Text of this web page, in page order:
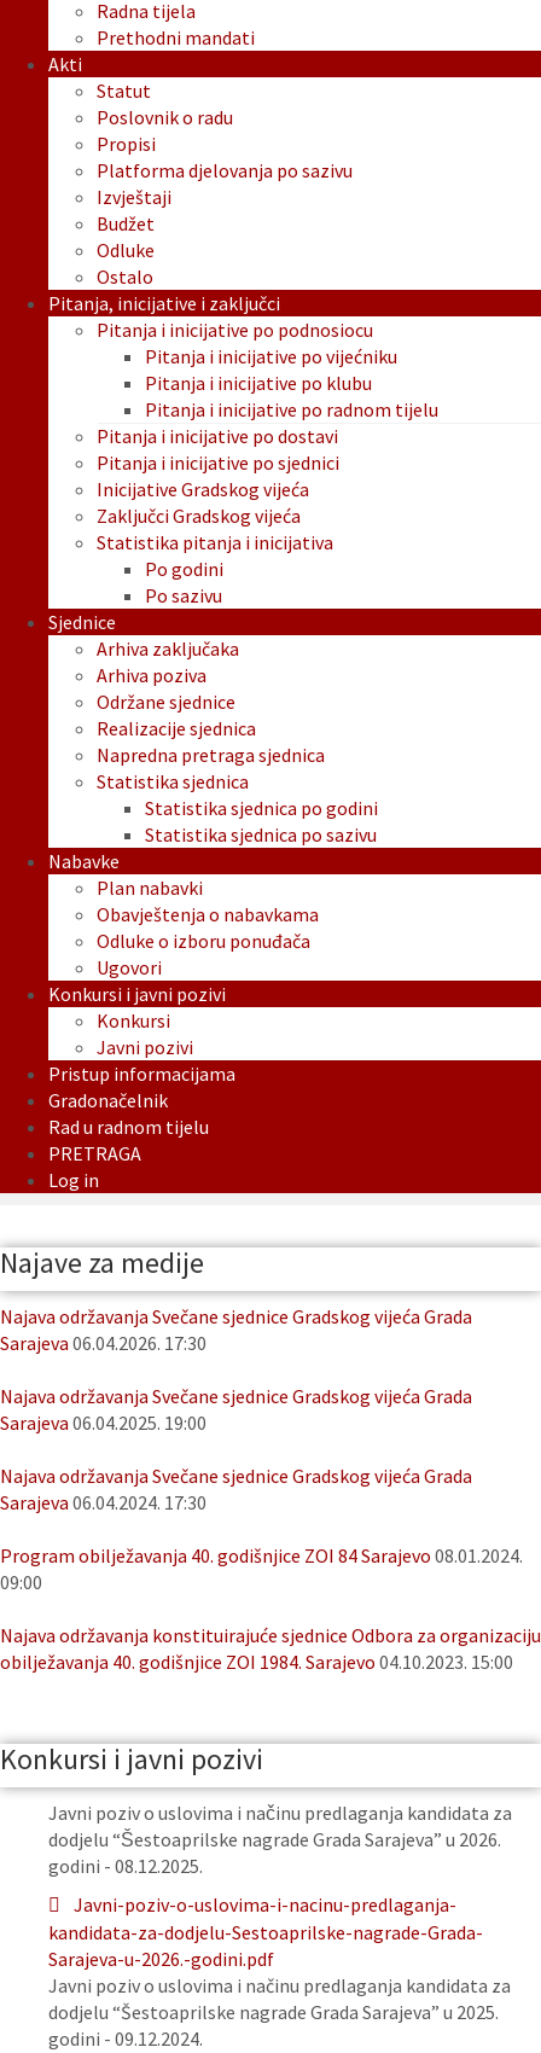
Radna tijela
Prethodni mandati
Akti
Statut
Poslovnik o radu
Propisi
Platforma djelovanja po sazivu
Izvještaji
Budžet
Odluke
Ostalo
Pitanja, inicijative i zaključci
Pitanja i inicijative po podnosiocu
Pitanja i inicijative po vijećniku
Pitanja i inicijative po klubu
Pitanja i inicijative po radnom tijelu
Pitanja i inicijative po dostavi
Pitanja i inicijative po sjednici
Inicijative Gradskog vijeća
Zaključci Gradskog vijeća
Statistika pitanja i inicijativa
Po godini
Po sazivu
Sjednice
Arhiva zaključaka
Arhiva poziva
Održane sjednice
Realizacije sjednica
Napredna pretraga sjednica
Statistika sjednica
Statistika sjednica po godini
Statistika sjednica po sazivu
Nabavke
Plan nabavki
Obavještenja o nabavkama
Odluke o izboru ponuđača
Ugovori
Konkursi i javni pozivi
Konkursi
Javni pozivi
Pristup informacijama
Gradonačelnik
Rad u radnom tijelu
PRETRAGA
Log in
Najave za medije
Najava održavanja Svečane sjednice Gradskog vijeća Grada
Sarajeva 06.04.2026. 17:30
Najava održavanja Svečane sjednice Gradskog vijeća Grada
Sarajeva 06.04.2025. 19:00
Najava održavanja Svečane sjednice Gradskog vijeća Grada
Sarajeva 06.04.2024. 17:30
Program obilježavanja 40. godišnjice ZOI 84 Sarajevo 08.01.2024.
09:00
Najava održavanja konstituirajuće sjednice Odbora za organizaciju
obilježavanja 40. godišnjice ZOI 1984. Sarajevo 04.10.2023. 15:00
Konkursi i javni pozivi
Javni poziv o uslovima i načinu predlaganja kandidata za
dodjelu “Šestoaprilske nagrade Grada Sarajeva” u 2026.
godini - 08.12.2025.
Javni-poziv-o-uslovima-i-nacinu-predlaganja-
kandidata-za-dodjelu-Sestoaprilske-nagrade-Grada-
Sarajeva-u-2026.-godini.pdf
Javni poziv o uslovima i načinu predlaganja kandidata za
dodjelu “Šestoaprilske nagrade Grada Sarajeva” u 2025.
godini - 09.12.2024.